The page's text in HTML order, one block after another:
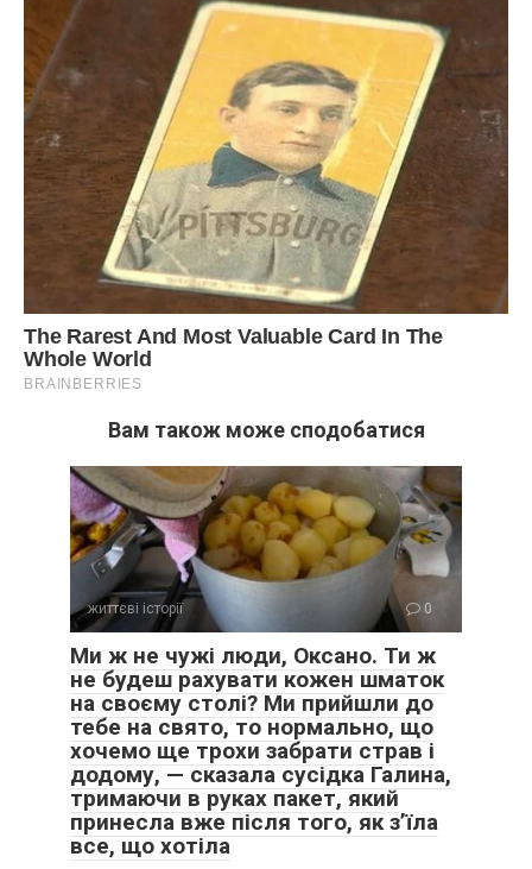
Вам також може сподобатися
життєві історії 0
Ми ж не чужі люди, Оксано. Ти ж
не будеш рахувати кожен шматок
на своєму столі? Ми прийшли до
тебе на свято, то нормально, що
хочемо ще трохи забрати страв і
додому, — сказала сусідка Галина,
тримаючи в руках пакет, який
принесла вже після того, як з’їла
все, що хотіла